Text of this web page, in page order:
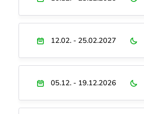
12.02. - 25.02.2027
05.12. - 19.12.2026